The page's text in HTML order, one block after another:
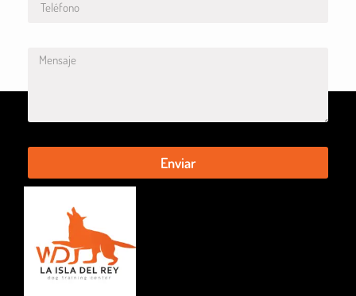
Enviar